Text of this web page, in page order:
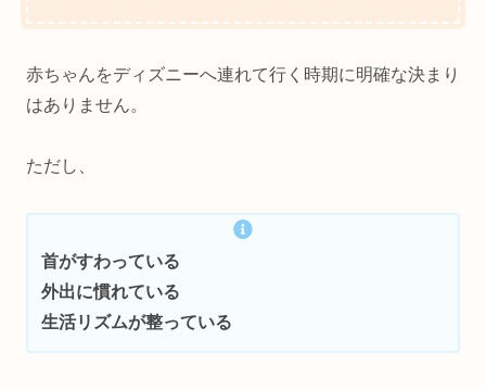
赤ちゃんをディズニーへ連れて行く時期に明確な決まり
はありません。
ただし、
首がすわっている
外出に慣れている
生活リズムが整っている